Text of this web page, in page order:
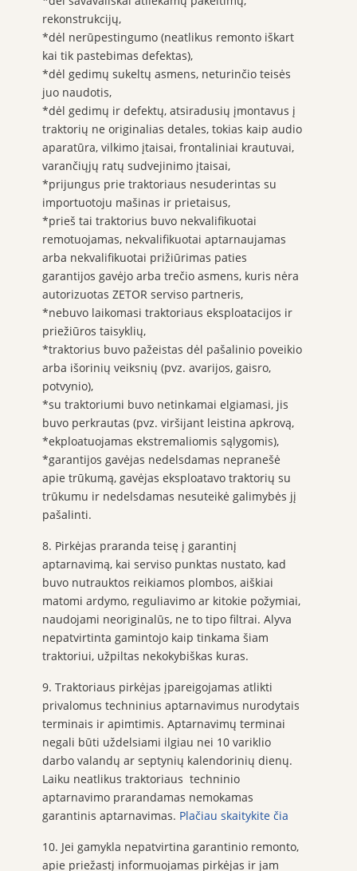
rekonstrukcijų,
*dėl nerūpestingumo (neatlikus remonto iškart
kai tik pastebimas defektas),
*dėl gedimų sukeltų asmens, neturinčio teisės
juo naudotis,
*dėl gedimų ir defektų, atsiradusių įmontavus į
traktorių ne originalias detales, tokias kaip audio
aparatūra, vilkimo įtaisai, frontaliniai krautuvai,
varančiųjų ratų sudvejinimo įtaisai,
*prijungus prie traktoriaus nesuderintas su
importuotoju mašinas ir prietaisus,
*prieš tai traktorius buvo nekvalifikuotai
remotuojamas, nekvalifikuotai aptarnaujamas
arba nekvalifikuotai prižiūrimas paties
garantijos gavėjo arba trečio asmens, kuris nėra
autorizuotas ZETOR serviso partneris,
*nebuvo laikomasi traktoriaus eksploatacijos ir
priežiūros taisyklių,
*traktorius buvo pažeistas dėl pašalinio poveikio
arba išorinių veiksnių (pvz. avarijos, gaisro,
potvynio),
*su traktoriumi buvo netinkamai elgiamasi, jis
buvo perkrautas (pvz. viršijant leistina apkrovą,
*ekploatuojamas ekstremaliomis sąlygomis),
*garantijos gavėjas nedelsdamas nepranešė
apie trūkumą, gavėjas eksploatavo traktorių su
trūkumu ir nedelsdamas nesuteikė galimybės jį
pašalinti.
8. Pirkėjas praranda teisę į garantinį
aptarnavimą, kai serviso punktas nustato, kad
buvo nutrauktos reikiamos plombos, aiškiai
matomi ardymo, reguliavimo ar kitokie požymiai,
naudojami neoriginalūs, ne to tipo filtrai. Alyva
nepatvirtinta gamintojo kaip tinkama šiam
traktoriui, užpiltas nekokybiškas kuras.
9. Traktoriaus pirkėjas įpareigojamas atlikti
privalomus techninius aptarnavimus nurodytais
terminais ir apimtimis. Aptarnavimų terminai
negali būti uždelsiami ilgiau nei 10 variklio
darbo valandų ar septynių kalendorinių dienų.
Laiku neatlikus traktoriaus techninio
aptarnavimo prarandamas nemokamas
garantinis aptarnavimas. Plačiau skaitykite čia
10. Jei gamykla nepatvirtina garantinio remonto,
apie priežastį informuojamas pirkėjas ir jam